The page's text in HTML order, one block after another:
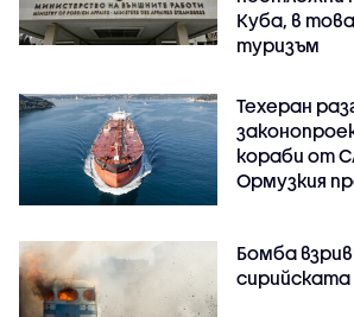
Куба, в
туризъм
Техеран
кораби от
Ормузкия
Бомба